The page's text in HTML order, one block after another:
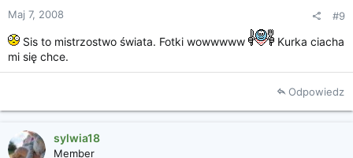
Maj 7, 2008 #9
Sis to mistrzostwo świata. Fotki wowwwww
Kurka ciacha
mi się chce.
Odpowiedz
sylwia18
Member